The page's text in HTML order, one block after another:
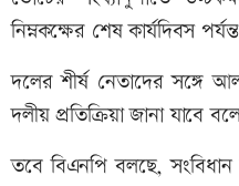
নিম্নকক্ষের শেষ কার্যদিবস
দলের শীর্ষ নেতাদের সঙ্গে
দলীয় প্রতিক্রিয়া জানা যাবে
তবে বিএনপি বলছে, সংবিধান